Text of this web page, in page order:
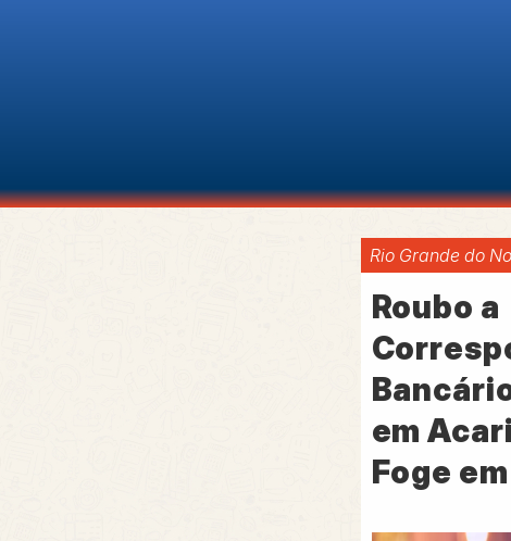
Rio Grande do
Roubo a
em
Foge